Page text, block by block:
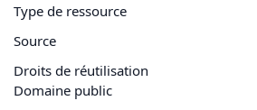
Type de ressource
Source
Droits de réutilisation
Domaine public